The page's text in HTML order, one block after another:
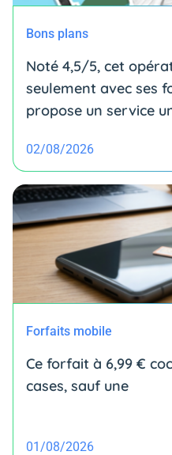
Bons plans
Noté 4,5/5, cet
seulement avec ses
propose un service
02/08/2026
Forfaits mobile
Ce forfait à 6,99 €
cases, sauf une
01/08/2026